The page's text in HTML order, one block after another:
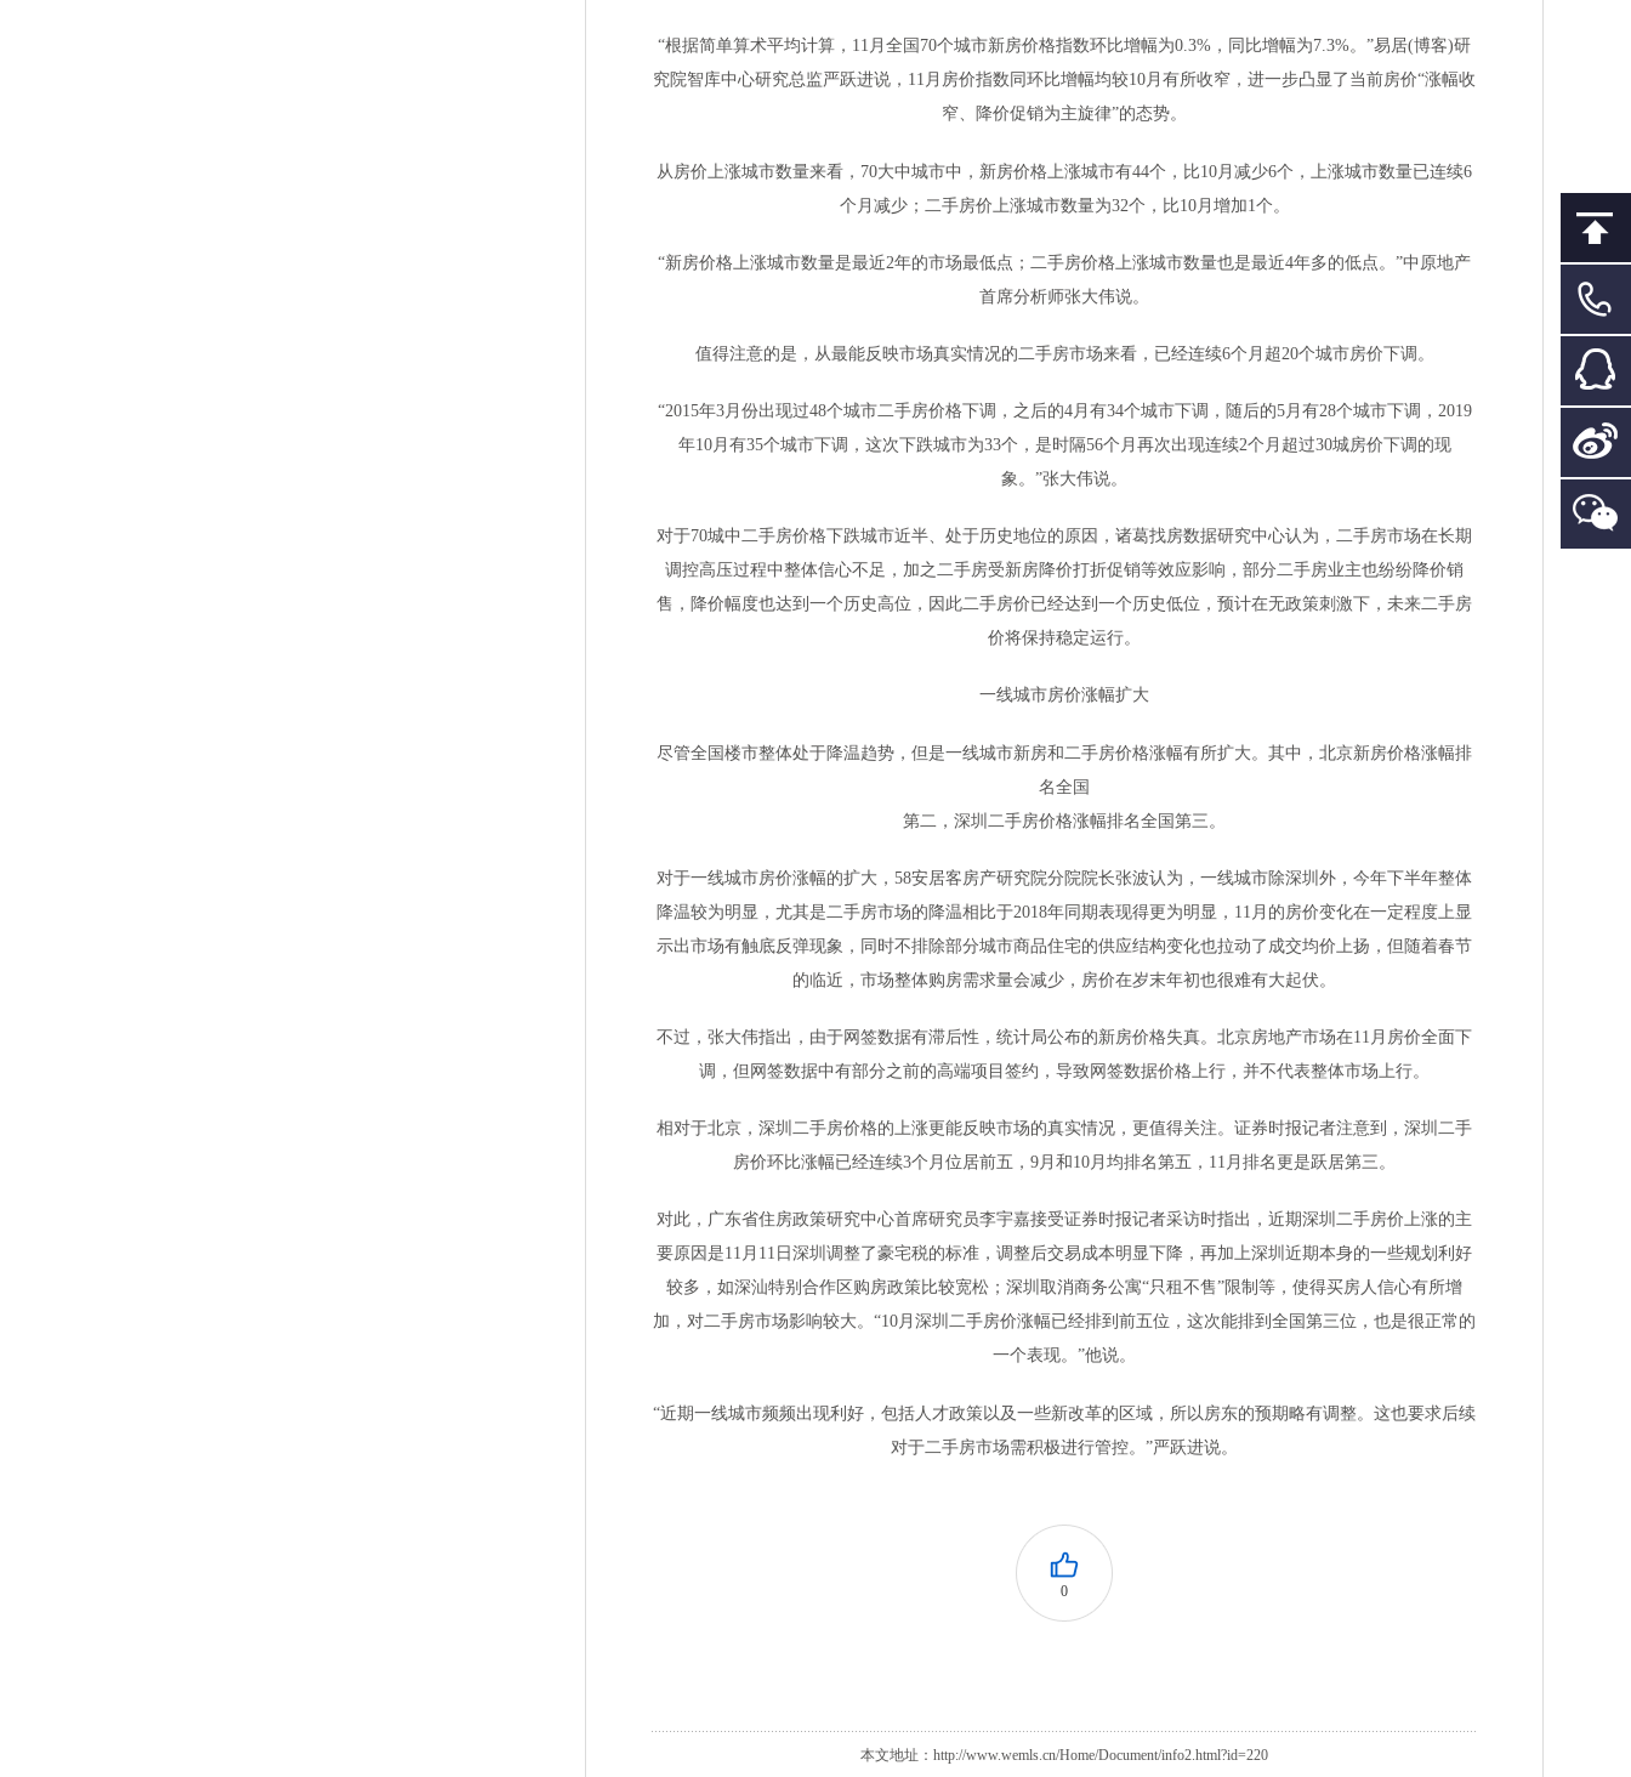
“根据简单算术平均计算，11月全国70个城市新房价格指数环比增幅为0.3%，同比增幅为7.3%。”易居(博客)研
究院智库中心研究总监严跃进说，11月房价指数同环比增幅均较10月有所收窄，进一步凸显了当前房价“涨幅收
窄、降价促销为主旋律”的态势。
从房价上涨城市数量来看，70大中城市中，新房价格上涨城市有44个，比10月减少6个，上涨城市数量已连续6
个月减少；二手房价上涨城市数量为32个，比10月增加1个。
“新房价格上涨城市数量是最近2年的市场最低点；二手房价格上涨城市数量也是最近4年多的低点。”中原地产
首席分析师张大伟说。
值得注意的是，从最能反映市场真实情况的二手房市场来看，已经连续6个月超20个城市房价下调。
“2015年3月份出现过48个城市二手房价格下调，之后的4月有34个城市下调，随后的5月有28个城市下调，2019
年10月有35个城市下调，这次下跌城市为33个，是时隔56个月再次出现连续2个月超过30城房价下调的现
象。”张大伟说。
对于70城中二手房价格下跌城市近半、处于历史地位的原因，诸葛找房数据研究中心认为，二手房市场在长期
调控高压过程中整体信心不足，加之二手房受新房降价打折促销等效应影响，部分二手房业主也纷纷降价销
售，降价幅度也达到一个历史高位，因此二手房价已经达到一个历史低位，预计在无政策刺激下，未来二手房
价将保持稳定运行。
一线城市房价涨幅扩大
尽管全国楼市整体处于降温趋势，但是一线城市新房和二手房价格涨幅有所扩大。其中，北京新房价格涨幅排
名全国
第二，深圳二手房价格涨幅排名全国第三。
对于一线城市房价涨幅的扩大，58安居客房产研究院分院院长张波认为，一线城市除深圳外，今年下半年整体
降温较为明显，尤其是二手房市场的降温相比于2018年同期表现得更为明显，11月的房价变化在一定程度上显
示出市场有触底反弹现象，同时不排除部分城市商品住宅的供应结构变化也拉动了成交均价上扬，但随着春节
的临近，市场整体购房需求量会减少，房价在岁末年初也很难有大起伏。
不过，张大伟指出，由于网签数据有滞后性，统计局公布的新房价格失真。北京房地产市场在11月房价全面下
调，但网签数据中有部分之前的高端项目签约，导致网签数据价格上行，并不代表整体市场上行。
相对于北京，深圳二手房价格的上涨更能反映市场的真实情况，更值得关注。证券时报记者注意到，深圳二手
房价环比涨幅已经连续3个月位居前五，9月和10月均排名第五，11月排名更是跃居第三。
对此，广东省住房政策研究中心首席研究员李宇嘉接受证券时报记者采访时指出，近期深圳二手房价上涨的主
要原因是11月11日深圳调整了豪宅税的标准，调整后交易成本明显下降，再加上深圳近期本身的一些规划利好
较多，如深汕特别合作区购房政策比较宽松；深圳取消商务公寓“只租不售”限制等，使得买房人信心有所增
加，对二手房市场影响较大。“10月深圳二手房价涨幅已经排到前五位，这次能排到全国第三位，也是很正常的
一个表现。”他说。
“近期一线城市频频出现利好，包括人才政策以及一些新改革的区域，所以房东的预期略有调整。这也要求后续
对于二手房市场需积极进行管控。”严跃进说。
0
本文地址：http://www.wemls.cn/Home/Document/info2.html?id=220